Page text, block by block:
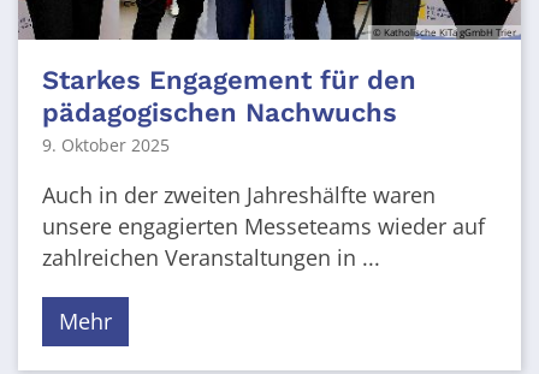
© Katholische KiTa gGmbH Trier
Starkes Engagement für den
pädagogischen Nachwuchs
9. Oktober 2025
Auch in der zweiten Jahreshälfte waren
unsere engagierten Messeteams wieder auf
zahlreichen Veranstaltungen in ...
Mehr